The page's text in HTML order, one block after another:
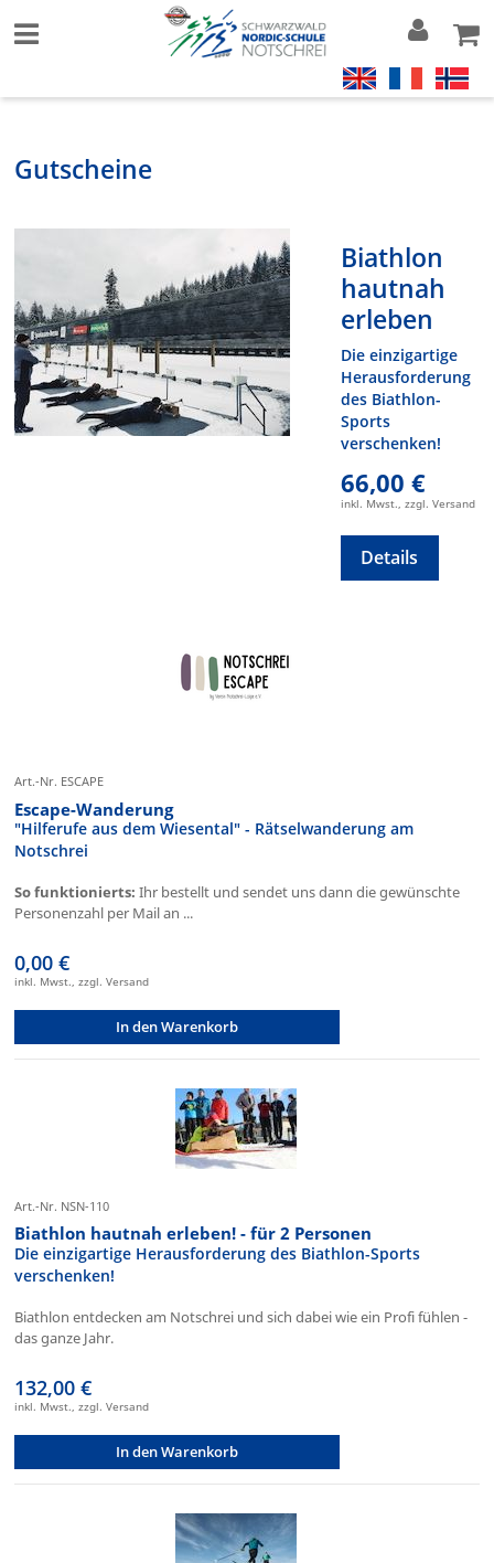
Gutscheine
Biathlon
hautnah
erleben
Die einzigartige
Herausforderung
des Biathlon-
Sports
verschenken!
66,00 €
inkl. Mwst., zzgl. Versand
Details
Art.-Nr. ESCAPE
Escape-Wanderung
"Hilferufe aus dem Wiesental" - Rätselwanderung am
Notschrei
So funktionierts: Ihr bestellt und sendet uns dann die gewünschte
Personenzahl per Mail an ...
0,00 €
inkl. Mwst., zzgl. Versand
In den Warenkorb
Art.-Nr. NSN-110
Biathlon hautnah erleben! - für 2 Personen
Die einzigartige Herausforderung des Biathlon-Sports
verschenken!
Biathlon entdecken am Notschrei und sich dabei wie ein Profi fühlen -
das ganze Jahr.
132,00 €
inkl. Mwst., zzgl. Versand
In den Warenkorb